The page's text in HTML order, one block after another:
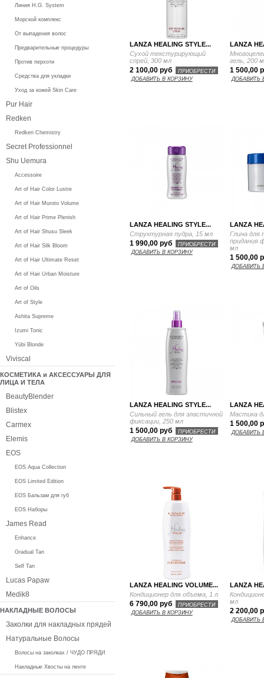
LANZA HEALING STYLE...
Сухой текстурирующий
спрей, 300 мл
2 100,00 руб
ПРИОБРЕСТИ
ДОБАВИТЬ В КОРЗИНУ
LANZA
гель, 200
1 500,00
ДОБАВИТЬ
LANZA HEALING STYLE...
Структурная пудра, 15 мл
1 990,00 руб
ПРИОБРЕСТИ
ДОБАВИТЬ В КОРЗИНУ
LANZA
Глина для
придания
мл
1 500,00
ДОБАВИТЬ
LANZA HEALING STYLE...
Сильный гель для эластичной
фиксации, 250 мл
1 500,00 руб
ПРИОБРЕСТИ
ДОБАВИТЬ В КОРЗИНУ
LANZA
Мастика
1 500,00
ДОБАВИТЬ
LANZA HEALING VOLUME...
Кондиционер для объема, 1 л
6 790,00 руб
ПРИОБРЕСТИ
ДОБАВИТЬ В КОРЗИНУ
LANZA
мл
2 200,00
ДОБАВИТЬ
Линия H.G. System
Морской комплекс
От выпадения волос
Предварительные процедуры
Против перхоти
Средства для укладки
Уход за кожей Skin Care
Pur Hair
Redken
Redken Chemistry
Secret Professionnel
Shu Uemura
Accessoire
Art of Hair Color Lustre
Art of Hair Muroto Volume
Art of Hair Prime Plenish
Art of Hair Shusu Sleek
Art of Hair Silk Bloom
Art of Hair Ultimate Reset
Art of Hair Urban Moisture
Art of Oils
Art of Style
Ashita Supreme
Izumi Tonic
Yūbi Blonde
Viviscal
КОСМЕТИКА и АКСЕССУАРЫ ДЛЯ
ЛИЦА И ТЕЛА
BeautyBlender
Blistex
Carmex
Elemis
EOS
EOS Aqua Collection
EOS Limited Edition
EOS Бальзам для губ
EOS Наборы
James Read
Enhance
Gradual Tan
Self Tan
Lucas Papaw
Medik8
НАКЛАДНЫЕ ВОЛОСЫ
Заколки для накладных прядей
Натуральные Волосы
Волосы на заколках / ЧУДО ПРЯДИ
Накладные Хвосты на ленте